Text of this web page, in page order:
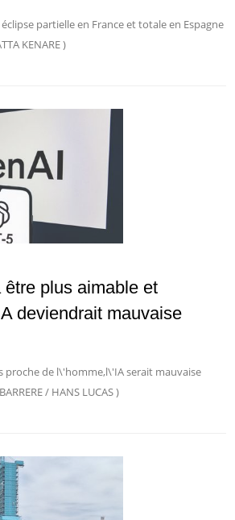
partielle en France et totale en Espagne
KENARE )
plus aimable et
deviendrait mauvaise
proche de l\'homme,l\'IA serait mauvaise
/ HANS LUCAS )